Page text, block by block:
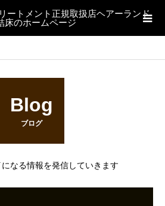
ートメント正規取扱店ヘアーランド
床のホームページ
Blog
ブログ
なる情報を発信していきます